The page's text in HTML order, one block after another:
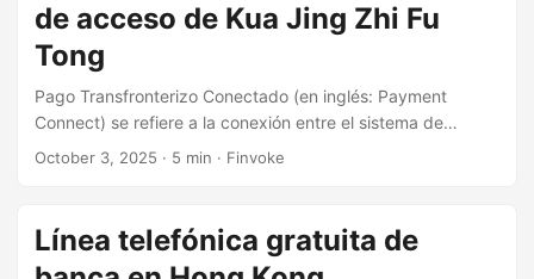
de acceso de Kua Jing Zhi Fu
Tong
Pago Transfronterizo Conectado (en inglés: Payment
Connect) se refiere a la conexión entre el sistema de
liquidación interbancaria de pagos en línea de China
October 3, 2025 · 5 min · Finvoke
Línea telefónica gratuita de